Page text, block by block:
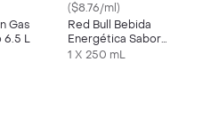
Gas
6.5 L
($8.76/ml)
Red Bull Bebida
Energética Sabor
Fruta Del Dragon 250
1 X 250 mL